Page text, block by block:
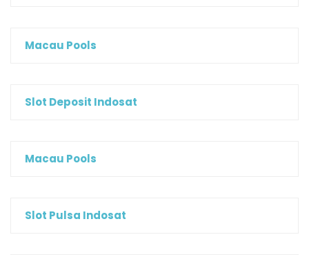
Macau Pools
Slot Deposit Indosat
Macau Pools
Slot Pulsa Indosat